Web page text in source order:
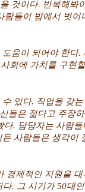
것이다. 반복해봐
람들이 밥에서 벗어
움이 되어야 한다
회에 가치를 구현
있다. 직업을 갖
들은 젊다고 주장
다. 담당자는 사람
사람들은 생각이
경제적인 지원을
. 그 시기가 50대